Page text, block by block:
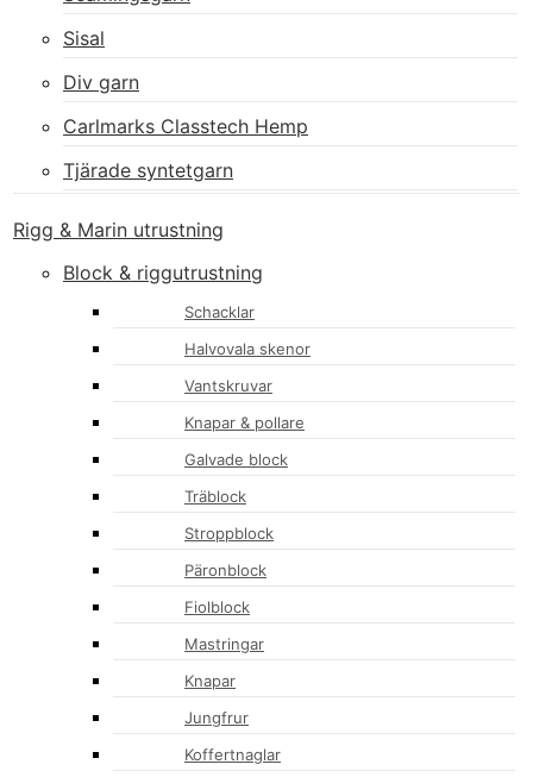
Sisal
Div garn
Carlmarks Classtech Hemp
Tjärade syntetgarn
Rigg & Marin utrustning
Block & riggutrustning
Schacklar
Halvovala skenor
Vantskruvar
Knapar & pollare
Galvade block
Träblock
Stroppblock
Päronblock
Fiolblock
Mastringar
Knapar
Jungfrur
Koffertnaglar